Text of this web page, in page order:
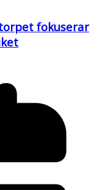
fokuserar